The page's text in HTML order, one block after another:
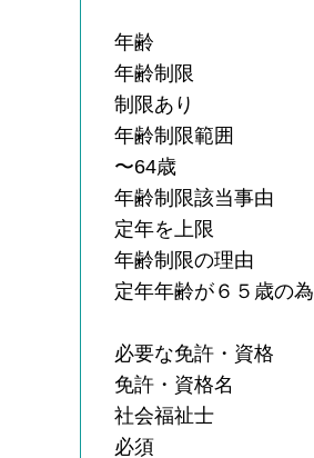
年齢
年齢制限
制限あり
年齢制限範囲
〜64歳
年齢制限該当事由
定年を上限
年齢制限の理由
定年年齢が６５歳の為
必要な免許・資格
免許・資格名
社会福祉士
必須